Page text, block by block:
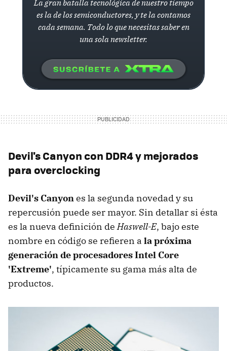
La gran batalla tecnológica de nuestro tiempo
es la de los semiconductores, y te la contamos
cada semana. Todo lo que necesitas saber en
una sola newsletter.
Devil's Canyon con DDR4 y mejorados
para overclocking
Devil's Canyones la segunda novedad y su
repercusión puede ser mayor. Sin detallar si ésta
es la nueva definición deHaswell-E, bajo este
nombre en código se refieren a la próxima
generación de procesadores Intel Core
'Extreme', típicamente su gama más alta de
productos.